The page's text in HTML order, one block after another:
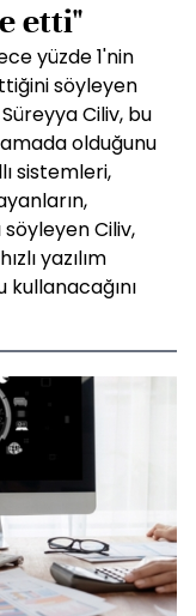
etti"
yüzde 1'nin
söyleyen
Ciliv, bu
olduğunu
sistemleri,
Ciliv,
yazılım